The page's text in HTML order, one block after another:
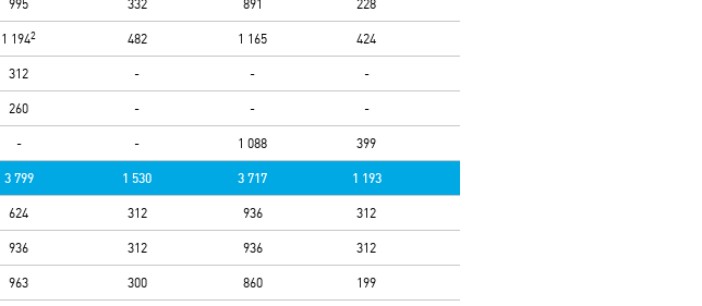
995 332 891 228
1 1942 482 1 165 424
312 - - -
260 - - -
- - 1 088 399
3 799 1 530 3 717 1 193
624 312 936 312
936 312 936 312
963 300 860 199